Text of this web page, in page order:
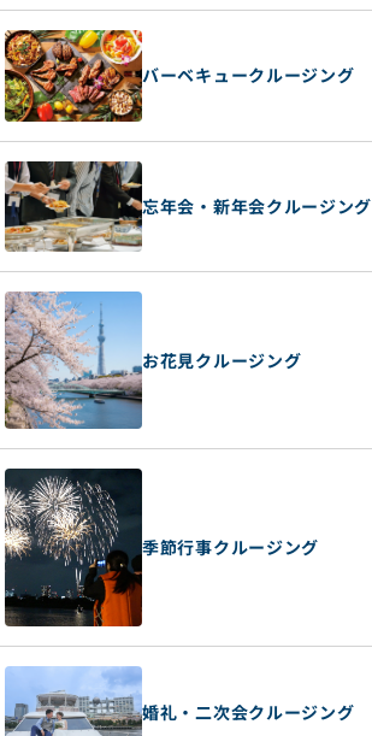
バーベキュークルージング
忘年会・新年会クルージング
お花見クルージング
季節行事クルージング
婚礼・二次会クルージング